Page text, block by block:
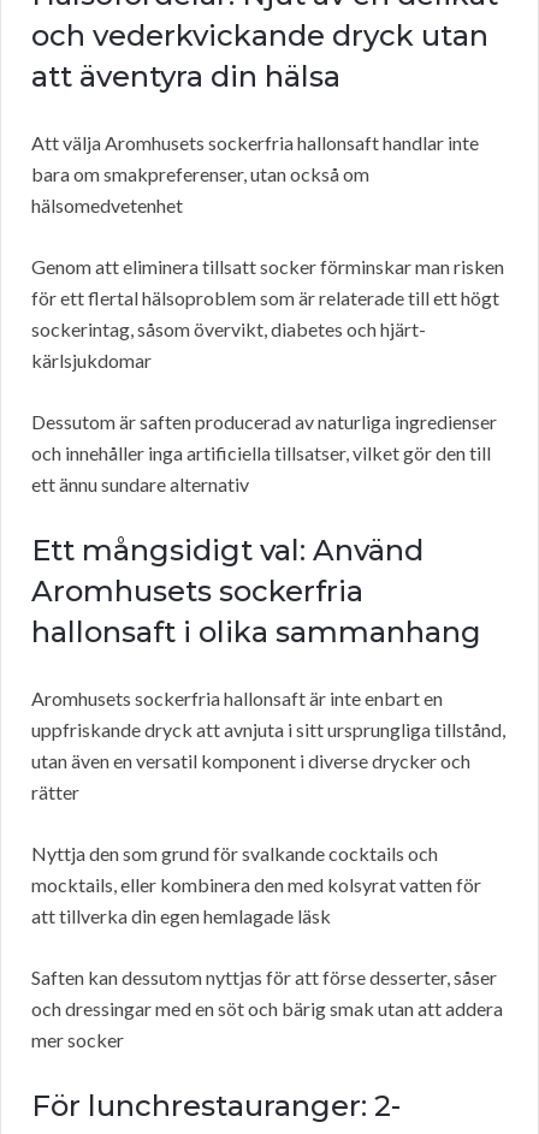
och vederkvickande dryck utan
att äventyra din hälsa
Att välja Aromhusets sockerfria hallonsaft handlar inte
bara om smakpreferenser, utan också om
hälsomedvetenhet
Genom att eliminera tillsatt socker förminskar man risken
för ett flertal hälsoproblem som är relaterade till ett högt
sockerintag, såsom övervikt, diabetes och hjärt-
kärlsjukdomar
Dessutom är saften producerad av naturliga ingredienser
och innehåller inga artificiella tillsatser, vilket gör den till
ett ännu sundare alternativ
Ett mångsidigt val: Använd
Aromhusets sockerfria
hallonsaft i olika sammanhang
Aromhusets sockerfria hallonsaft är inte enbart en
uppfriskande dryck att avnjuta i sitt ursprungliga tillstånd,
utan även en versatil komponent i diverse drycker och
rätter
Nyttja den som grund för svalkande cocktails och
mocktails, eller kombinera den med kolsyrat vatten för
att tillverka din egen hemlagade läsk
Saften kan dessutom nyttjas för att förse desserter, såser
och dressingar med en söt och bärig smak utan att addera
mer socker
För lunchrestauranger: 2-